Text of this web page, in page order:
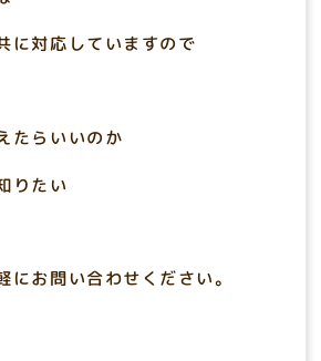
に対応していますので
たらいいのか
りたい
にお問い合わせください。